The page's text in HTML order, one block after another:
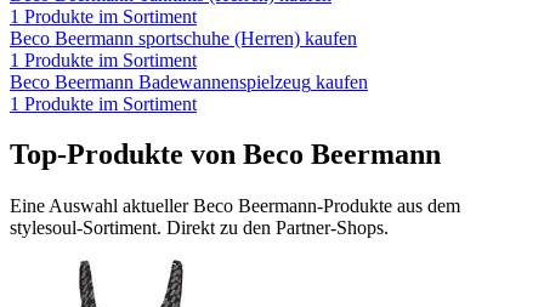
1 Produkte im Sortiment
Beco Beermann sportschuhe (Herren) kaufen
1 Produkte im Sortiment
Beco Beermann Badewannenspielzeug kaufen
1 Produkte im Sortiment
Top-Produkte von Beco Beermann
Eine Auswahl aktuellerBeco Beermann-Produkte aus dem
stylesoul-Sortiment. Direkt zu den Partner-Shops.